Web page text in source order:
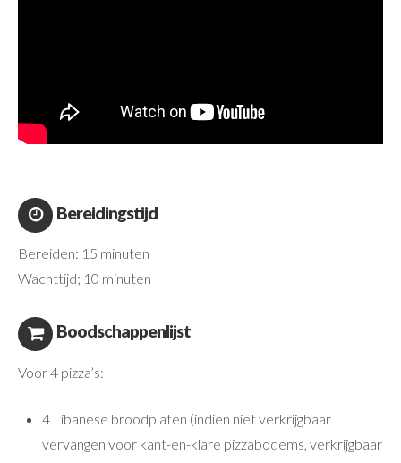
Bereidingstijd
Bereiden: 15 minuten
Wachttijd; 10 minuten
Boodschappenlijst
Voor 4 pizza’s:
4 Libanese broodplaten (indien niet verkrijgbaar
vervangen voor kant-en-klare pizzabodems, verkrijgbaar